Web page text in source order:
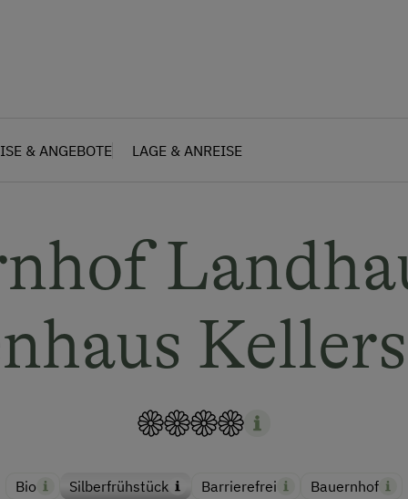
& ANGEBOTE LAGE & ANREISE
Bio Silberfrühstück Barrierefrei Bauernhof